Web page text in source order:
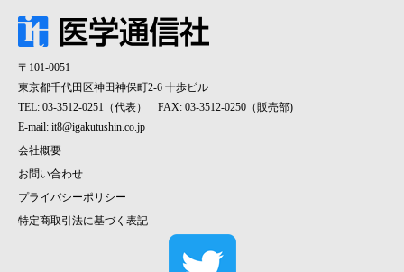
〒101-0051
東京都千代田区神田神保町2-6 十歩ビル
TEL: 03-3512-0251（代表） FAX: 03-3512-0250（販売部)
E-mail: it8@igakutushin.co.jp
会社概要
お問い合わせ
プライバシーポリシー
特定商取引法に基づく表記